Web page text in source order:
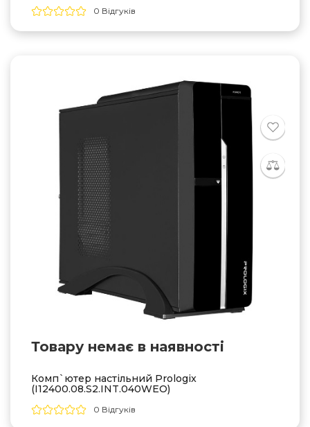
0 Відгуків
Товару немає в наявностi
Комп`ютер настільний Prologix
(I12400.08.S2.INT.040WEO)
0 Відгуків